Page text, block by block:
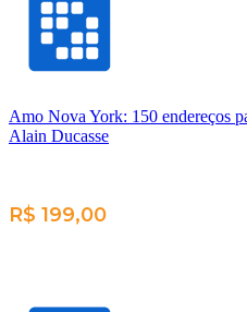
Amo Nova York: 150 endereços
Alain Ducasse
R$ 199,00